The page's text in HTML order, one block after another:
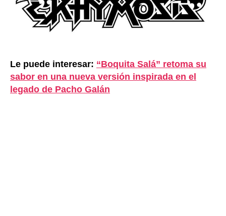
Le puede interesar: “Boquita Salá” retoma su
sabor en una nueva versión inspirada en el
legado de Pacho Galán